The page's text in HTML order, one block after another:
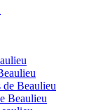
de Beaulieu
Beaulieu